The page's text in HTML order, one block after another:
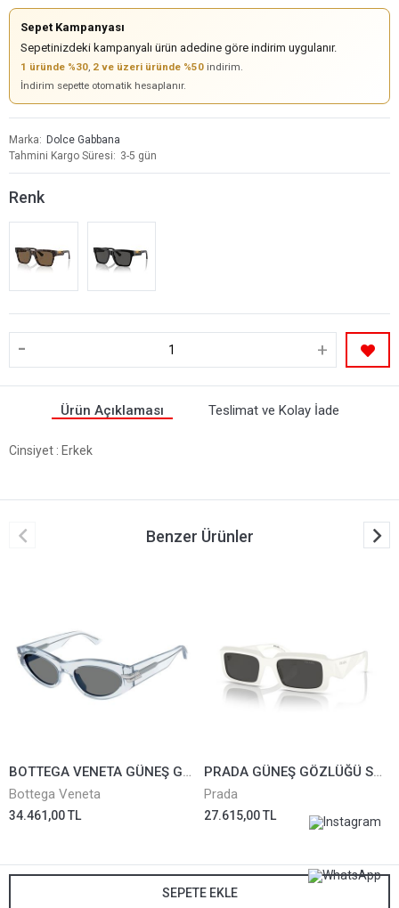
Sepet Kampanyası
Sepetinizdeki kampanyalı ürün adedine göre indirim uygulanır.
1 üründe %30, 2 ve üzeri üründe %50 indirim.
İndirim sepette otomatik hesaplanır.
Marka
Dolce Gabbana
Tahmini Kargo Süresi
3-5 gün
Renk
- +
SEPETE EKLE
Ürün Açıklaması Teslimat ve Kolay İade
Cinsiyet : Erkek
Benzer Ürünler
BOTTEGA VENETA GÜNEŞ GÖZLÜĞÜ BV1189S-003
Bottega Veneta
34.461,00 TL
PRADA GÜNEŞ GÖZLÜĞÜ SPR27Z-17K08Z
Prada
27.615,00 TL